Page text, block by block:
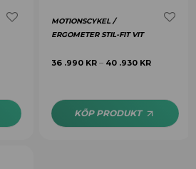
MOTIONSCYKEL /
ERGOMETER STIL-FIT VIT
36 .990 KR – 40 .930 KR
KÖP PRODUKT